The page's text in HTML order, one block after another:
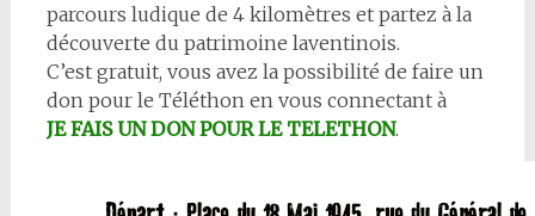
parcours ludique de 4 kilomètres et partez à la
découverte du patrimoine laventinois.
C’est gratuit, vous avez la possibilité de faire un
don pour le Téléthon en vous connectant à
JE FAIS UN DON POUR LE TELETHON.